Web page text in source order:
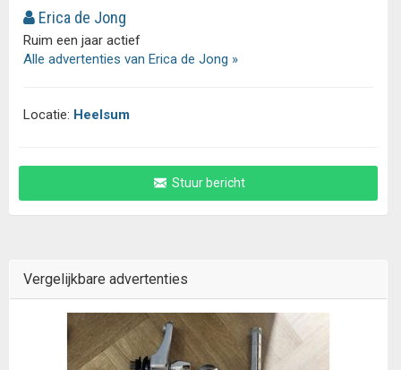
Erica de Jong
Ruim een jaar actief
Alle advertenties van Erica de Jong »
Locatie: Heelsum
Stuur bericht
Vergelijkbare advertenties